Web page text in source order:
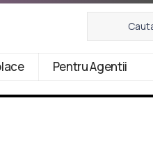
Pentru Agentii